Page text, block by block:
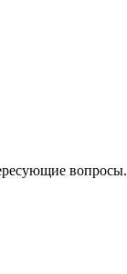
вопросы.